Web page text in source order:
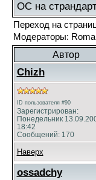
ОС на
Переход на
Модераторы:
Автор
Chizh
ID пользователя #90
Зарегистрирован:
Понедельник
18:42
Сообщений: 170
Наверх
ossadchy